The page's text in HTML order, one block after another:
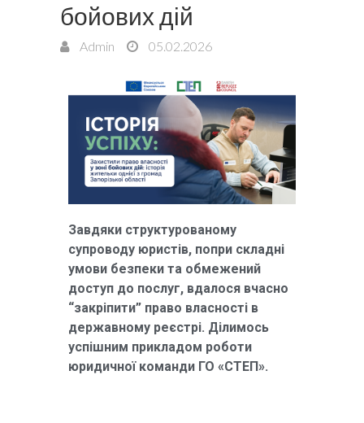
бойових дій
Admin 05.02.2026
Завдяки структурованому
супроводу юристів, попри складні
умови безпеки та обмежений
доступ до послуг, вдалося вчасно
“закріпити” право власності в
державному реєстрі. Ділимось
успішним прикладом роботи
юридичної команди ГО «СТЕП».